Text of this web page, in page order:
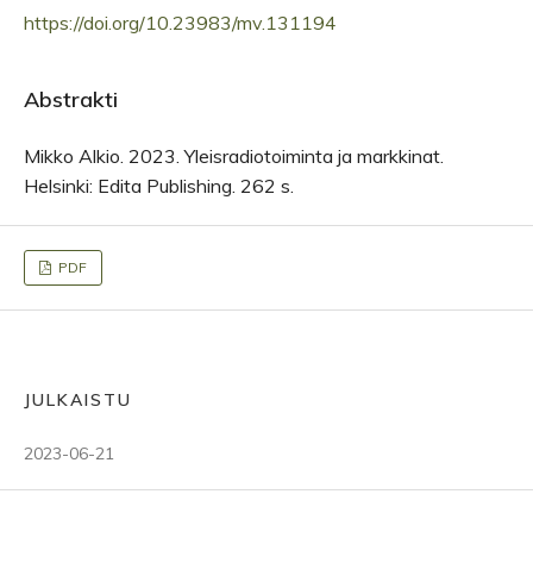
https://doi.org/10.23983/mv.131194
Abstrakti
Mikko Alkio. 2023. Yleisradiotoiminta ja markkinat.
Helsinki: Edita Publishing. 262 s.
PDF
JULKAISTU
2023-06-21